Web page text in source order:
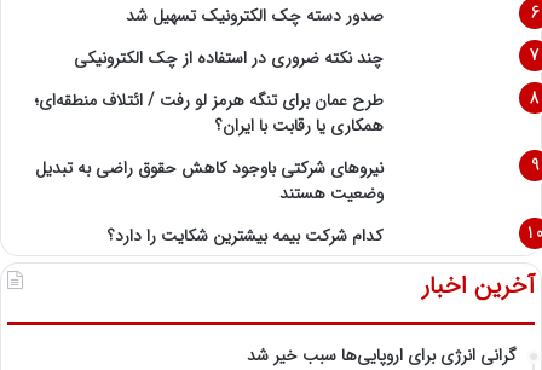
صدور دسته چک الکترونیک تسهیل شد
چند نکته ضروری در استفاده از چک الکترونیکی
طرح عمان برای تنگه هرمز لو رفت / ائتلاف منطقه‌ای؛
همکاری یا رقابت با ایران؟
نیروهای شرکتی باوجود کاهش حقوق راضی به تبدیل
وضعیت هستند
کدام شرکت بیمه بیشترین شکایت را دارد؟
آخرین اخبار
گرانی انرژی برای اروپایی‌ها سبب خیر شد